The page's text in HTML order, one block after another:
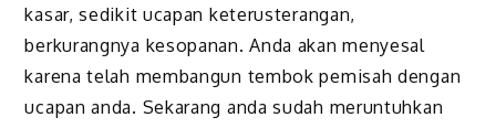
kasar, sedikit ucapan keterusterangan,
berkurangnya kesopanan. Anda akan menyesal
karena telah membangun tembok pemisah dengan
ucapan anda. Sekarang anda sudah meruntuhkan